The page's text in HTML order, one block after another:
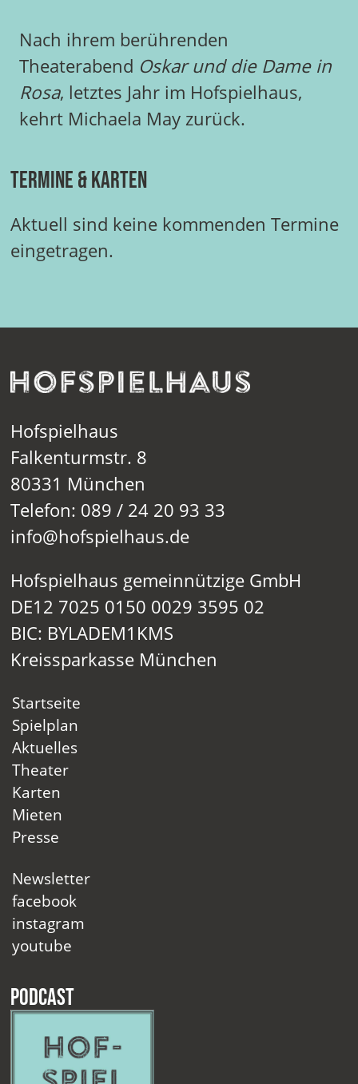
Nach ihrem berührenden
Theaterabend Oskar und die Dame in
Rosa, letztes Jahr im Hofspielhaus,
kehrt Michaela May zurück.
Termine & Karten
Aktuell sind keine kommenden Termine
eingetragen.
Hofspielhaus
Falkenturmstr. 8
80331 München
Telefon: 089 / 24 20 93 33
info@hofspielhaus.de
Hofspielhaus gemeinnützige GmbH
DE12 7025 0150 0029 3595 02
BIC: BYLADEM1KMS
Kreissparkasse München
Startseite
Spielplan
Aktuelles
Theater
Karten
Mieten
Presse
Newsletter
facebook
instagram
youtube
Podcast